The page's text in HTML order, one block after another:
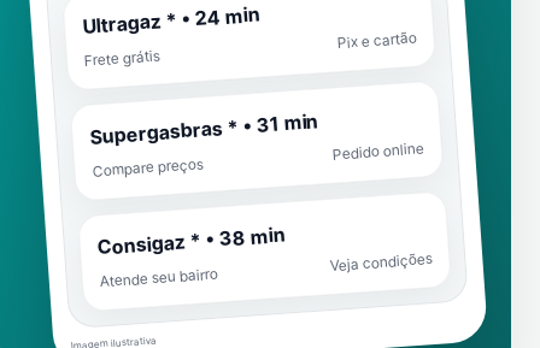
Ultragaz * • 24 min
Frete grátis
Pix e cartão
Supergasbras * • 31 min
Compare preços
Pedido online
Consigaz * • 38 min
Atende seu bairro
Veja condições
Imagem ilustrativa